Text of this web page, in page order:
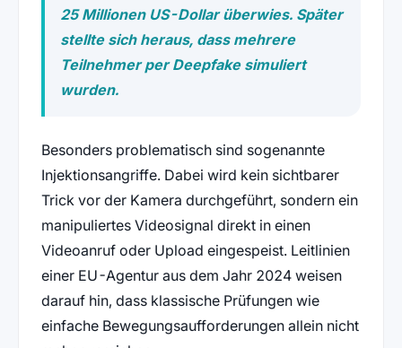
25 Millionen US-Dollar überwies. Später
stellte sich heraus, dass mehrere
Teilnehmer per Deepfake simuliert
wurden.
Besonders problematisch sind sogenannte
Injektionsangriffe. Dabei wird kein sichtbarer
Trick vor der Kamera durchgeführt, sondern ein
manipuliertes Videosignal direkt in einen
Videoanruf oder Upload eingespeist. Leitlinien
einer EU-Agentur aus dem Jahr 2024 weisen
darauf hin, dass klassische Prüfungen wie
einfache Bewegungsaufforderungen allein nicht